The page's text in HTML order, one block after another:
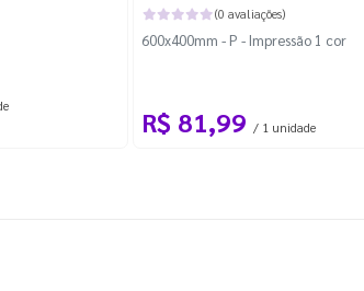
(0 avaliações)
600x400mm - P - Impressão 1 cor
R$ 81,99 / 1 unidade